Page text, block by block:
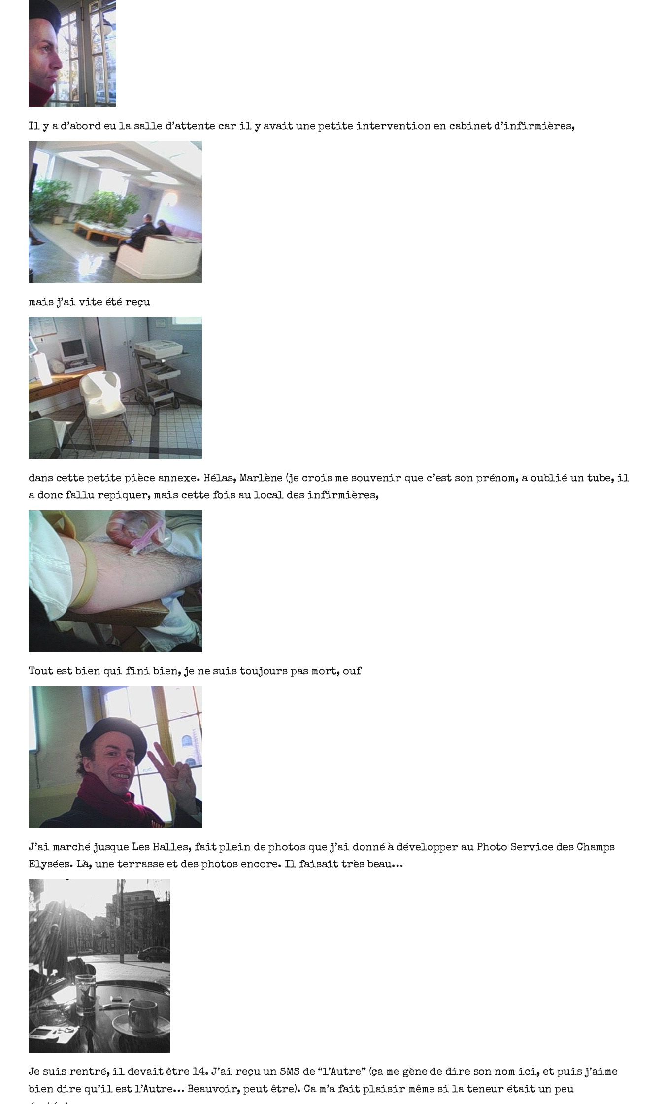
Il y a d’abord eu la salle d’attente car il y avait une petite intervention en cabinet d’infirmières,
mais j’ai vite été reçu
dans cette petite pièce annexe. Hélas, Marlène (je crois me souvenir que c’est son prénom, a oublié un tube, il
a donc fallu repiquer, mais cette fois au local des infirmières,
Tout est bien qui fini bien, je ne suis toujours pas mort, ouf
J’ai marché jusque Les Halles, fait plein de photos que j’ai donné à développer au Photo Service des Champs
Elysées. Là, une terrasse et des photos encore. Il faisait très beau…
Je suis rentré, il devait être 14. J’ai reçu un SMS de “l’Autre” (ça me gène de dire son nom ici, et puis j’aime
bien dire qu’il est l’Autre… Beauvoir, peut être). Ca m’a fait plaisir même si la teneur était un peu